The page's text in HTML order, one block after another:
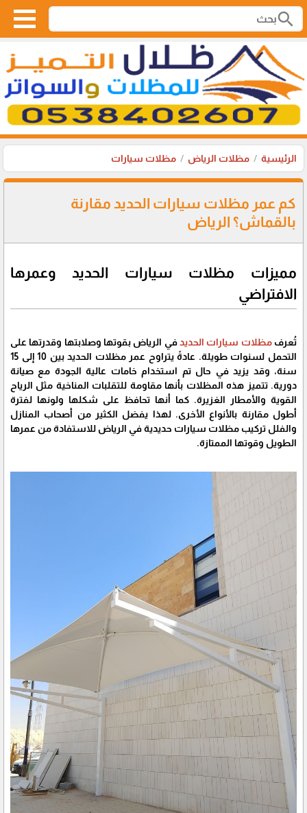
search
الرئيسية مظلات الرياض مظلات سيارات
كم عمر مظلات سيارات الحديد مقارنة
بالقماش؟ الرياض
مميزات مظلات سيارات الحديد وعمرها
الافتراضي
تُعرف مظلات سيارات الحديدفي الرياض بقوتها وصلابتها وقدرتها على
التحمل لسنوات طويلة. عادةً يتراوح عمر مظلات الحديد بين 10 إلى 15
سنة، وقد يزيد في حال تم استخدام خامات عالية الجودة مع صيانة
دورية. تتميز هذه المظلات بأنها مقاومة للتقلبات المناخية مثل الرياح
القوية والأمطار الغزيرة. كما أنها تحافظ على شكلها ولونها لفترة
أطول مقارنة بالأنواع الأخرى. لهذا يفضل الكثير من أصحاب المنازل
والفلل تركيب مظلات سيارات حديدية في الرياض للاستفادة من عمرها
الطويل وقوتها الممتازة.